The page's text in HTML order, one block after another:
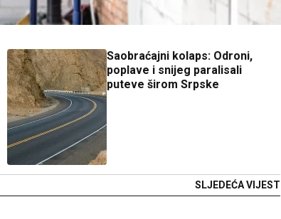
Saobraćajni kolaps: Odroni,
poplave i snijeg paralisali
puteve širom Srpske
SLJEDEĆA VIJEST